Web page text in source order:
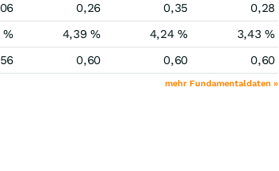
0,26 0,35
0,28
% 4,39 % 4,24 %
3,43 %
0,60 0,60 0,60
mehr Fundamentaldaten »